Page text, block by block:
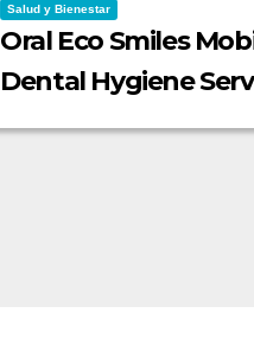
Salud y Bienestar
Oral Eco Smiles
Dental Hygiene